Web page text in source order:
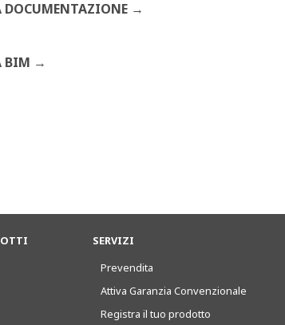
DOCUMENTAZIONE
BIM
SERVIZI
Prevendita
Attiva Garanzia Convenzionale
Registra il tuo prodotto